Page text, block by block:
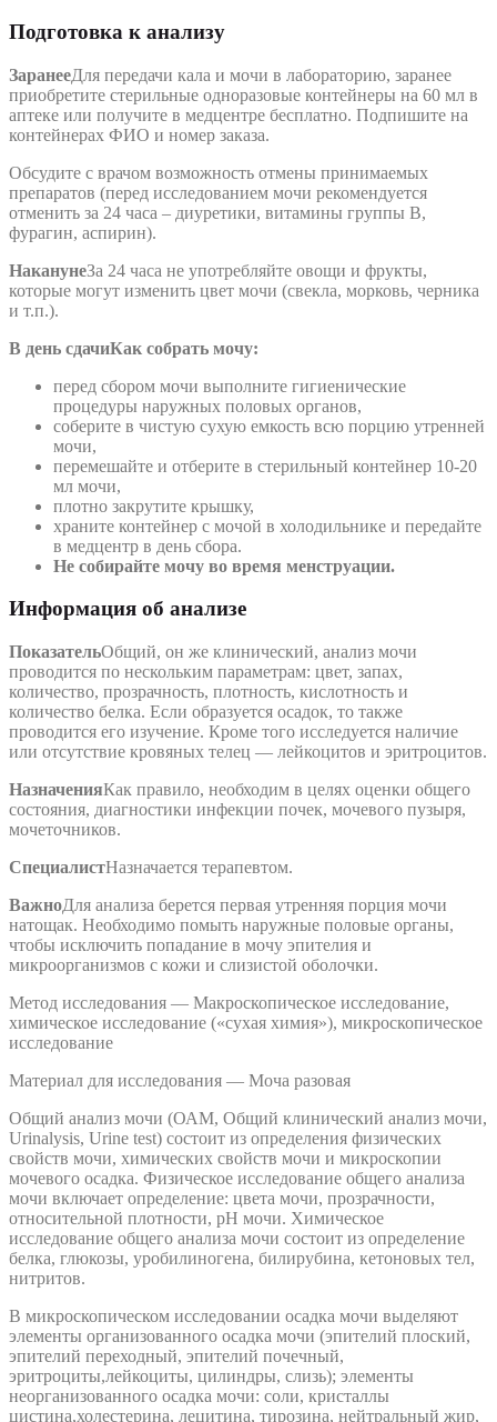
Подготовка к анализу
ЗаранееДля передачи кала и мочи в лабораторию, заранее
приобретите стерильные одноразовые контейнеры на 60 мл в
аптеке или получите в медцентре бесплатно. Подпишите на
контейнерах ФИО и номер заказа.
Обсудите с врачом возможность отмены принимаемых
препаратов (перед исследованием мочи рекомендуется
отменить за 24 часа – диуретики, витамины группы В,
фурагин, аспирин).
НаканунеЗа 24 часа не употребляйте овощи и фрукты,
которые могут изменить цвет мочи (свекла, морковь, черника
и т.п.).
В день сдачиКак собрать мочу:
перед сбором мочи выполните гигиенические
процедуры наружных половых органов,
соберите в чистую сухую емкость всю порцию утренней
мочи,
перемешайте и отберите в стерильный контейнер 10-20
мл мочи,
плотно закрутите крышку,
храните контейнер с мочой в холодильнике и передайте
в медцентр в день сбора.
Не собирайте мочу во время менструации.
Информация об анализе
ПоказательОбщий, он же клинический, анализ мочи
проводится по нескольким параметрам: цвет, запах,
количество, прозрачность, плотность, кислотность и
количество белка. Если образуется осадок, то также
проводится его изучение. Кроме того исследуется наличие
или отсутствие кровяных телец — лейкоцитов и эритроцитов.
НазначенияКак правило, необходим в целях оценки общего
состояния, диагностики инфекции почек, мочевого пузыря,
мочеточников.
СпециалистНазначается терапевтом.
ВажноДля анализа берется первая утренняя порция мочи
натощак. Необходимо помыть наружные половые органы,
чтобы исключить попадание в мочу эпителия и
микроорганизмов с кожи и слизистой оболочки.
Метод исследования — Макроскопическое исследование,
химическое исследование («сухая химия»), микроскопическое
исследование
Материал для исследования — Моча разовая
Общий анализ мочи (ОАМ, Общий клинический анализ мочи,
Urinalysis, Urine test) состоит из определения физических
свойств мочи, химических свойств мочи и микроскопии
мочевого осадка. Физическое исследование общего анализа
мочи включает определение: цвета мочи, прозрачности,
относительной плотности, рН мочи. Химическое
исследование общего анализа мочи состоит из определение
белка, глюкозы, уробилиногена, билирубина, кетоновых тел,
нитритов.
В микроскопическом исследовании осадка мочи выделяют
элементы организованного осадка мочи (эпителий плоский,
эпителий переходный, эпителий почечный,
эритроциты,лейкоциты, цилиндры, слизь); элементы
неорганизованного осадка мочи: соли, кристаллы
цистина,холестерина, лецитина, тирозина, нейтральный жир,